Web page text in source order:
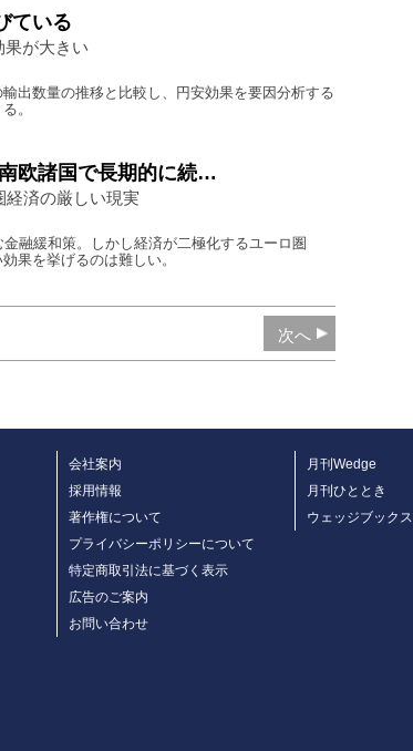
ている
果が大きい
出数量の推移と比較し、円安効果を要因分析する
。
欧諸国で長期的に続…
経済の厳しい現実
融緩和策。しかし経済が二極化するユーロ圏
果を挙げるのは難しい。
次へ
会社案内
採用情報
著作権について
プライバシーポリシーについて
特定商取引法に基づく表示
広告のご案内
お問い合わせ
月刊Wedge
月刊ひととき
ウェッジブックス